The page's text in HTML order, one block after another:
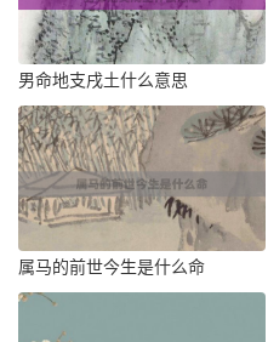
男命地支戌土什么意思
属马的前世今生是什么命